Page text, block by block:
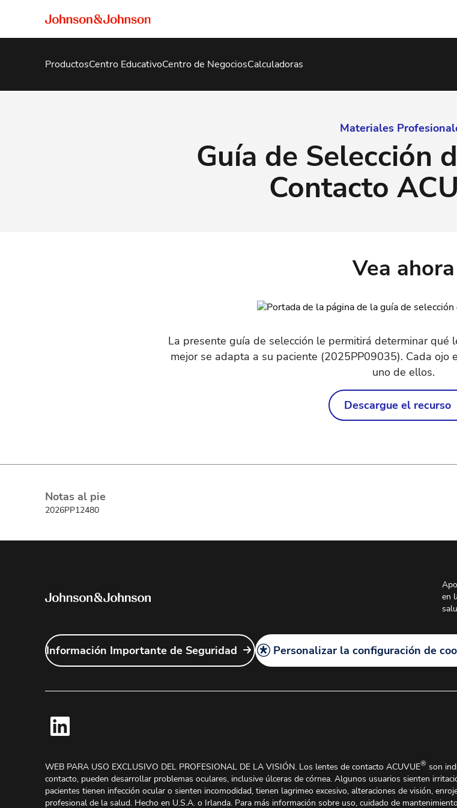
ProductosCentro EducativoCentro de NegociosCalculadoras
Materiales
Guía de Selección
Contacto
Vea ahora
La presente guía de selección le permitirá determinar qué
mejor se adapta a su paciente (2025PP09035). Cada ojo
uno de ellos.
Descargue el recurso
Notas al pie
2026PP12480
en
Información Importante de Seguridad Personalizar la configuración de
WEB PARA USO EXCLUSIVO DEL PROFESIONAL DE LA VISIÓN. Los lentes de contacto ACUVUE® son
contacto, pueden desarrollar problemas oculares, inclusive úlceras de córnea. Algunos usuarios sienten
pacientes tienen infección ocular o sienten incomodidad, tienen lagrimeo excesivo, alteraciones de visión,
profesional de la salud. Hecho en U.S.A. o Irlanda. Para más información sobre uso, cuidado de